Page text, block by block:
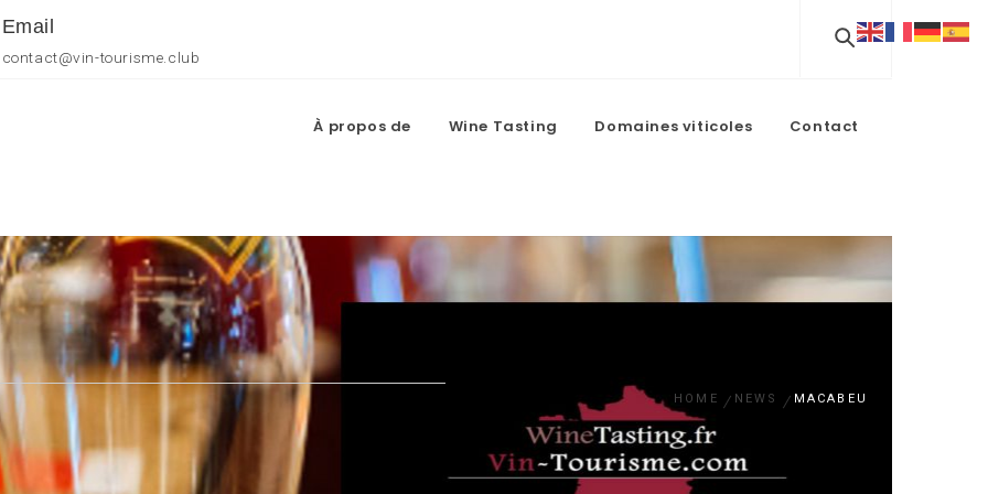
Email
contact@vin-tourisme.club
À propos de Wine Tasting Domaines viticoles Contact
HOME NEWS MACABEU